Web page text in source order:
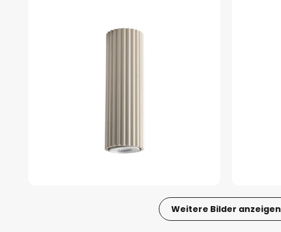
Weitere Bilder anzeigen